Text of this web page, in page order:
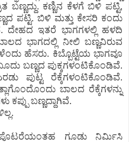
ಬಣ್ಣದ್ದು. ಕಣ್ಣಿನ ಕೆಳಗೆ ಬಿಳಿ ಪಟ್ಟಿ,
ಪಟ್ಟಿ. ಬಿಳಿ ಮತ್ತು ಕೇಸರಿ ಕಂದು
ದೇಹದ ಇತರೆ ಭಾಗಗಳಲ್ಲಿ ಹಳದಿ
ಭಾಗದಲ್ಲಿ ನೀಲಿ ಬಣ್ಣವಿರುವ
ಹೆಸರು. ಕಿಬ್ಬೊಟ್ಟೆಯ ಭಾಗವೂ
ಬಣ್ಣದ ಪುಕ್ಕಗಳಂಟಿಕೊಂಡಿವೆ.
ಪುಟ್ಟ ರೆಕ್ಕೆಗಳಂಟಿಕೊಂಡಿವೆ.
ಬಾಲದ ರೆಕ್ಕೆಗಳನ್ನು
ಕಪ್ಪು ಬಣ್ಣದ್ದಾಗಿವೆ.
ಪೊಟರೆಯಂತಹ ಗೂಡು ನಿರ್ಮಿಸಿ